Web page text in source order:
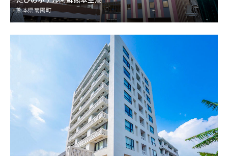
熊本県菊陽町